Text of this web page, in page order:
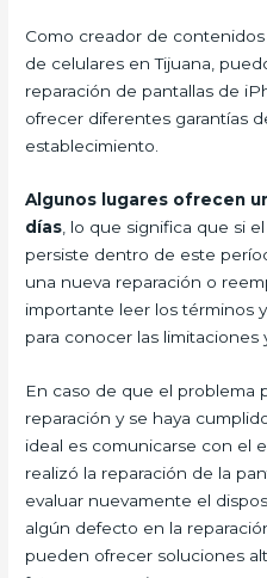
Como creador de
de celulares en Tijuana,
reparación de pantallas de
ofrecer diferentes garantías
establecimiento.
Algunos lugares ofrecen
días , lo que significa que si
persiste dentro de este
una nueva reparación o
importante leer los términos
para conocer las limitaciones
En caso de que el problema
reparación y se haya
ideal es comunicarse con el
realizó la reparación de la
evaluar nuevamente el
algún defecto en la
pueden ofrecer soluciones